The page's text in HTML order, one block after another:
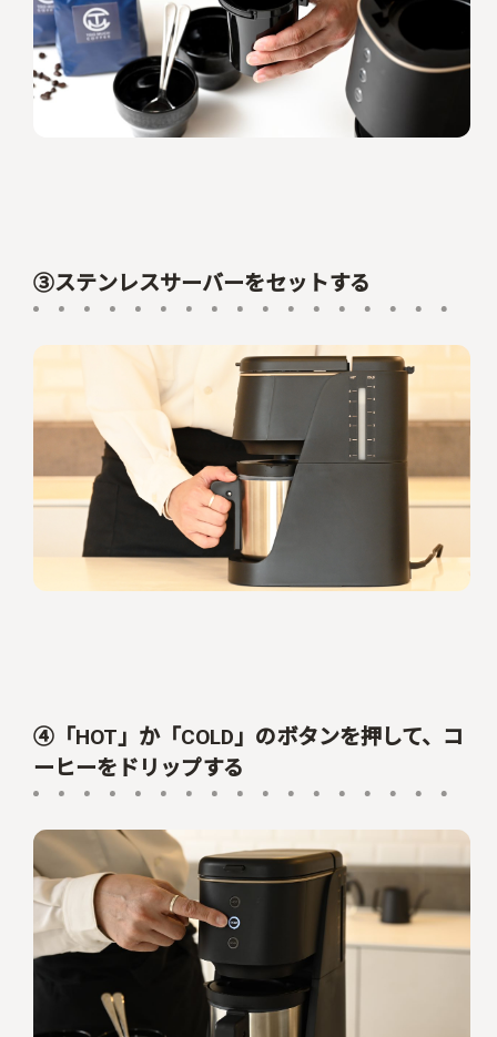
③ステンレスサーバーをセットする
④「HOT」か「COLD」のボタンを押して、コ
ーヒーをドリップする